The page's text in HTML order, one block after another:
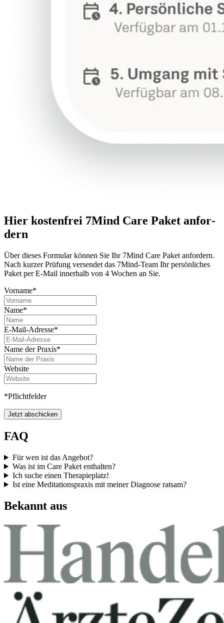
Hier kostenfrei 7Mind Care Paket anfor­
dern
Über dieses For­mu­lar können Sie Ihr 7Mind Care Paket anfor­dern.
Nach kurzer Prü­fung versendet das 7Mind-Team Ihr per­sön­li­ches
Paket per E-Mail innerhalb von 4 Wochen an Sie.
Vorname*
Name*
E-Mail-Adresse*
Name der Praxis*
Website
*Pflichtfelder
Jetzt abschicken
FAQ
Für wen ist das Angebot?
Was ist im Care Paket enthalten?
Ich suche einen Therapieplatz!
Ist eine Meditationspraxis mit meiner Diagnose ratsam?
Bekannt aus